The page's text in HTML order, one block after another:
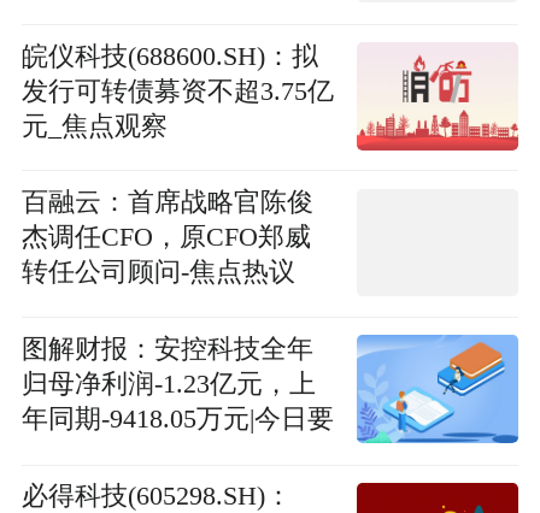
皖仪科技(688600.SH)：拟
发行可转债募资不超3.75亿
元_焦点观察
百融云：首席战略官陈俊
杰调任CFO，原CFO郑威
转任公司顾问-焦点热议
图解财报：安控科技全年
归母净利润-1.23亿元，上
年同期-9418.05万元|今日要
必得科技(605298.SH)：